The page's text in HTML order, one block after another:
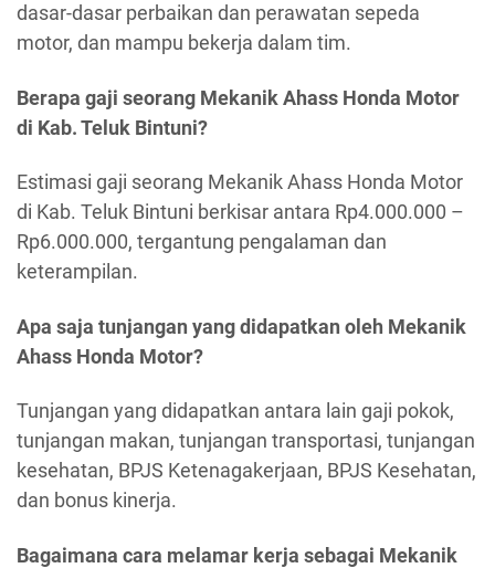
dasar-dasar perbaikan dan perawatan sepeda
motor, dan mampu bekerja dalam tim.
Berapa gaji seorang Mekanik Ahass Honda Motor
di Kab. Teluk Bintuni?
Estimasi gaji seorang Mekanik Ahass Honda Motor
di Kab. Teluk Bintuni berkisar antara Rp4.000.000 –
Rp6.000.000, tergantung pengalaman dan
keterampilan.
Apa saja tunjangan yang didapatkan oleh Mekanik
Ahass Honda Motor?
Tunjangan yang didapatkan antara lain gaji pokok,
tunjangan makan, tunjangan transportasi, tunjangan
kesehatan, BPJS Ketenagakerjaan, BPJS Kesehatan,
dan bonus kinerja.
Bagaimana cara melamar kerja sebagai Mekanik